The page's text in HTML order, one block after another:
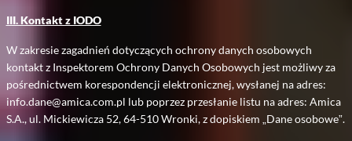
III. Kontakt z IODO
W zakresie zagadnień dotyczących ochrony danych osobowych
kontakt z Inspektorem Ochrony Danych Osobowych jest możliwy za
pośrednictwem korespondencji elektronicznej, wysłanej na adres:
info.dane@amica.com.pl lub poprzez przesłanie listu na adres: Amica
S.A., ul. Mickiewicza 52, 64-510 Wronki, z dopiskiem „Dane osobowe”.